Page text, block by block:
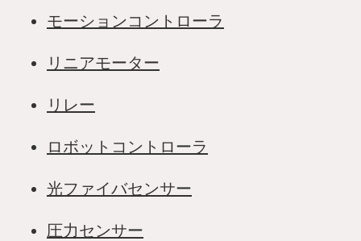
モーションコントローラ
リニアモーター
リレー
ロボットコントローラ
光ファイバセンサー
圧力センサー